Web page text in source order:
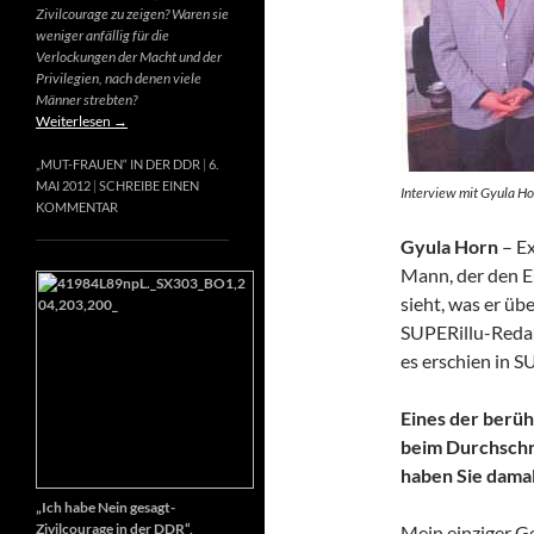
Interview mit Gyula
Gyula Horn –
Mann, der den
sieht, was er
SUPERillu-
es erschien in
Eines der
beim
haben Sie
Zivilcourage zu zeigen? Waren sie
weniger anfällig für die
Verlockungen der Macht und der
Privilegien, nach denen viele
Männer strebten?
Weiterlesen →
„MUT-FRAUEN“ IN DER DDR 6.
MAI 2012 SCHREIBE EINEN
KOMMENTAR
„Ich habe Nein gesagt-
Zivilcourage in der DDR“,